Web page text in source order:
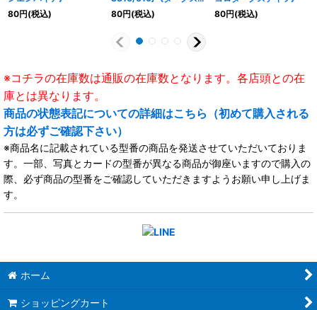
80円(税込)
イツ》
80円(税込)
80円(税込)
※コチラの在庫数は通販の在庫数となります。各店頭との在
庫とは異なります。
商品の状態表記についての詳細はこちら（初めて購入される
方は必ずご確認下さい）
※商品名に記載されている型番の商品を発送させていただいておりま
す。一部、写真とカードの型番が異なる商品が御座いますので購入の
際、必ず商品の型番をご確認していただきますようお願い申し上げま
す。
ホーム
ショッピングカート